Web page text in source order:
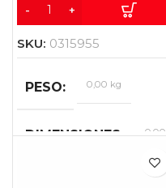
SKU: 0315955
PESO 0,00 kg
DIMENSIONES
0,00
0,00